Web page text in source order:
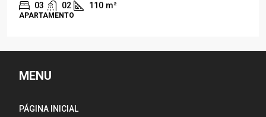
03 02 150 m²
CASA
MENU
PÁGINA INICIAL